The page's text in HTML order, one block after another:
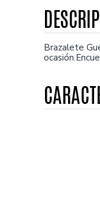
Brazalete